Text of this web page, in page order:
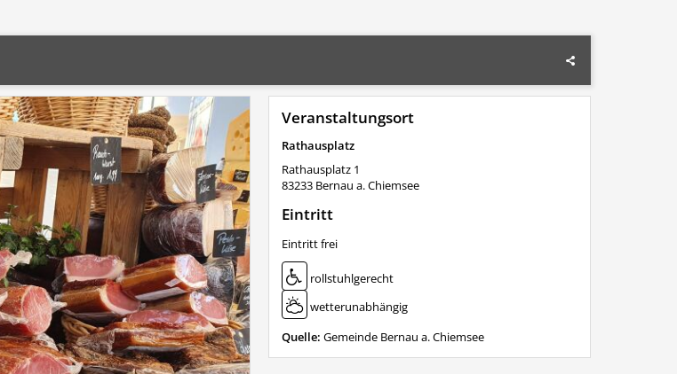
Veranstaltungsort
Rathausplatz
Rathausplatz 1
83233 Bernau a. Chiemsee
Eintritt
Eintritt frei
rollstuhlgerecht
wetterunabhängig
Quelle: Gemeinde Bernau a. Chiemsee